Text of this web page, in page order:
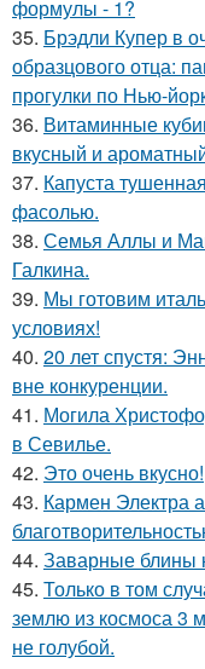
формулы - 1?
35. Брэдли Купер в
образцового отца:
прогулки по Нью-
36. Витаминные
вкусный и
37. Капуста
фасолью.
38. Семья Аллы и
Галкина.
39. Мы готовим
условиях!
40. 20 лет спустя:
вне конкуренции.
41. Могила
в Севилье.
42. Это очень вкусно!
43. Кармен Электра
44. Заварные блины
45. Только в том
землю из космоса 3
не голубой.